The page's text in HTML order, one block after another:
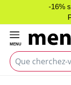
-16%
MENU